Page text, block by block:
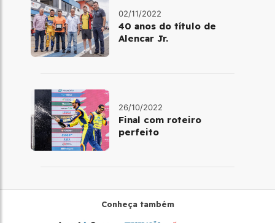
02/11/2022
40 anos do título de
Alencar Jr.
26/10/2022
Final com roteiro
perfeito
Conheça também